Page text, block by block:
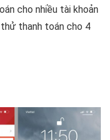
cho nhiều tài khoản
thanh toán cho 4